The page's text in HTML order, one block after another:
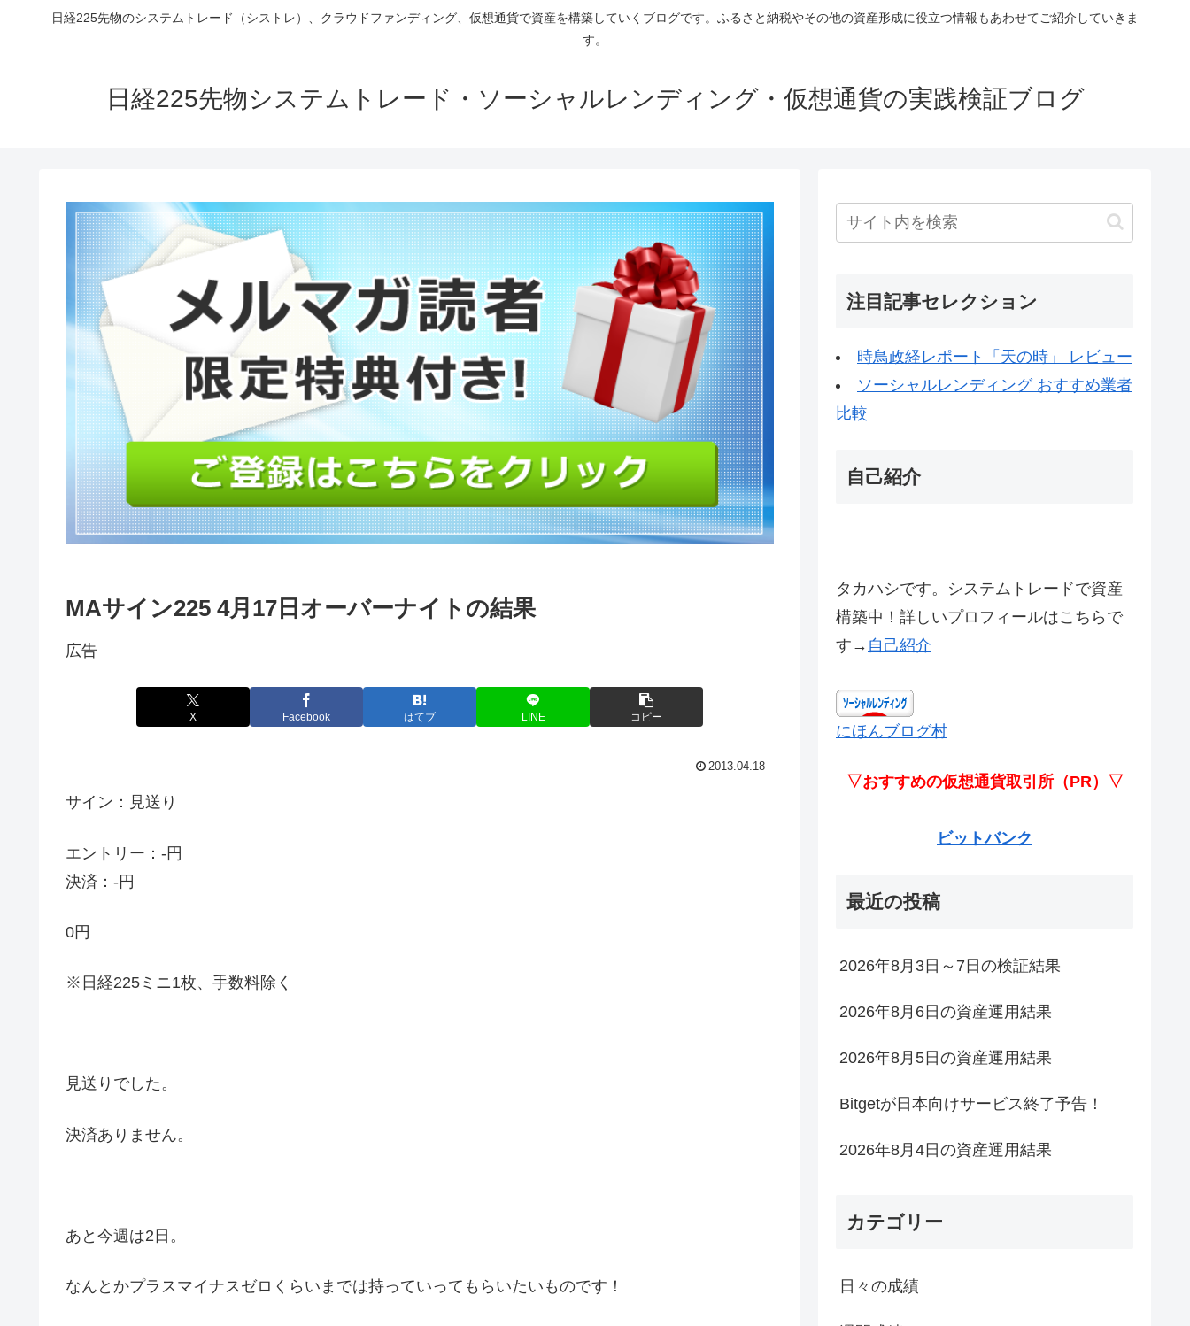
日経225先物のシステムトレード（シストレ）、クラウドファンディング、仮想通貨で資産を構築していくブログです。ふるさと納税やその他の資産形成に役立つ情報もあわせてご紹介していきま
す。
日経225先物システムトレード・ソーシャルレンディング・仮想通貨の実践検証ブログ
MAサイン225 4月17日オーバーナイトの結果
広告
X Facebook はてブ LINE コピー
2013.04.18
サイン：見送り
エントリー：-円
決済：-円
0円
※日経225ミニ1枚、手数料除く
見送りでした。
決済ありません。
あと今週は2日。
なんとかプラスマイナスゼロくらいまでは持っていってもらいたいものです！
注目記事セレクション
時鳥政経レポート「天の時」 レビュー
ソーシャルレンディング おすすめ業者
比較
自己紹介
タカハシです。システムトレードで資産
構築中！詳しいプロフィールはこちらで
す→ 自己紹介
にほんブログ村
▽おすすめの仮想通貨取引所（PR）▽
ビットバンク
最近の投稿
2026年8月3日～7日の検証結果
2026年8月6日の資産運用結果
2026年8月5日の資産運用結果
Bitgetが日本向けサービス終了予告！
2026年8月4日の資産運用結果
カテゴリー
日々の成績